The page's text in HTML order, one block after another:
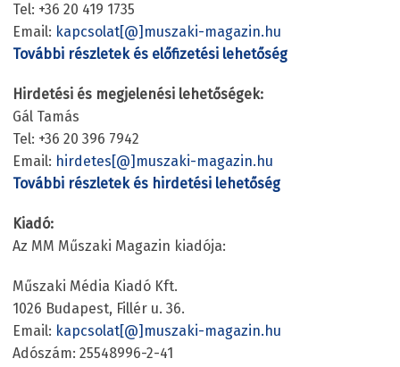
Tel: +36 20 419 1735
Email: kapcsolat[@]muszaki-magazin.hu
További részletek és előfizetési lehetőség
Hirdetési és megjelenési lehetőségek:
Gál Tamás
Tel: +36 20 396 7942
Email: hirdetes[@]muszaki-magazin.hu
További részletek és hirdetési lehetőség
Kiadó:
Az MM Műszaki Magazin kiadója:
Műszaki Média Kiadó Kft.
1026 Budapest, Fillér u. 36.
Email: kapcsolat[@]muszaki-magazin.hu
Adószám: 25548996-2-41